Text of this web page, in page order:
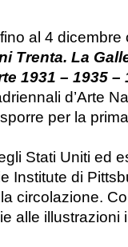
al 4 dicembre
Trenta. La
1931 – 1935 –
d’Arte
per la
Stati Uniti ed
Institute di
circolazione.
alle illustrazioni